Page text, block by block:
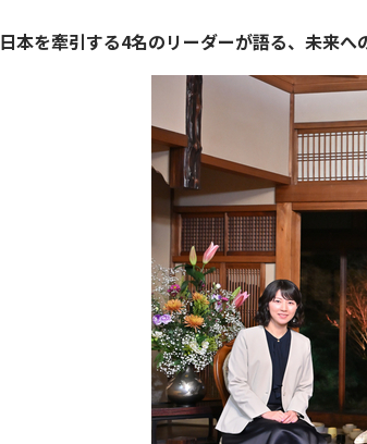
日本を牽引する4名のリーダーが語る、未来